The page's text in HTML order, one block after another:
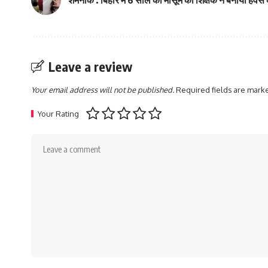
Leave a review
Your email address will not be published.Required fields are
Your Rating